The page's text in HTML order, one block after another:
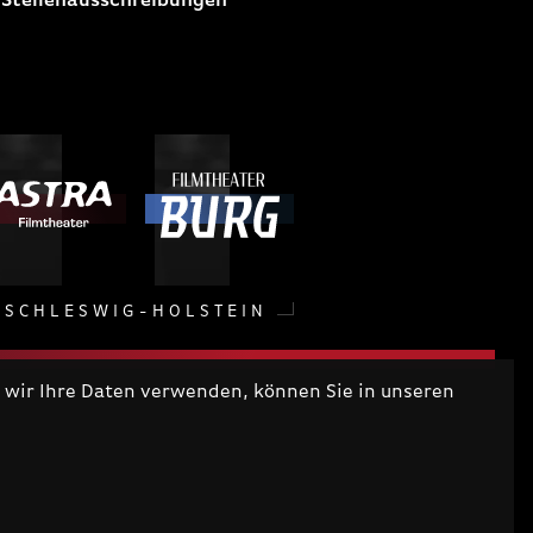
Ihre Daten verwenden, können Sie in unseren
SCHLESWIG-HOLSTEIN